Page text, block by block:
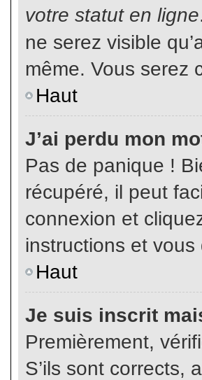
votre statut en ligne
ne serez visible
même. Vous serez
Haut
J’ai perdu mon
Pas de panique !
récupéré, il peut
connexion et
instructions et
Haut
Je suis inscrit
Premièrement,
S’ils sont corrects,